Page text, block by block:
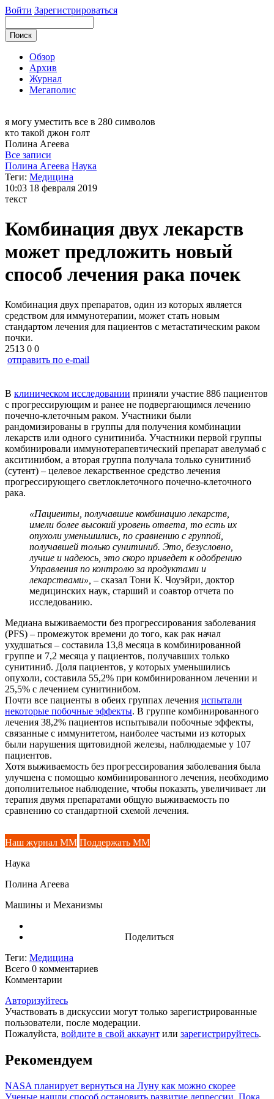
Войти Зарегистрироваться
Обзор
Архив
Журнал
Мегаполис
я могу уместить все в 280 символов
кто такой джон голт
Полина Агеева
Все записи
Полина Агеева Наука
Теги: Медицина
10:03 18 февраля 2019
текст
Комбинация двух лекарств
может предложить новый
способ лечения рака почек
Комбинация двух препаратов, один из которых является
средством для иммунотерапии, может стать новым
стандартом лечения для пациентов с метастатическим раком
почки.
2513 0 0
отправить по e-mail
В клиническом исследовании приняли участие 886 пациентов
с прогрессирующим и ранее не подвергающимся лечению
почечно-клеточным раком. Участники были
рандомизированы в группы для получения комбинации
лекарств или одного сунитиниба. Участники первой группы
комбинировали иммунотерапевтический препарат авелумаб с
акситинибом, а вторая группа получала только сунитиниб
(сутент) – целевое лекарственное средство лечения
прогрессирующего светлоклеточного почечно-клеточного
рака.
«Пациенты, получавшие комбинацию лекарств,
имели более высокий уровень ответа, то есть их
опухоли уменьшились, по сравнению с группой,
получавшей только сунитиниб. Это, безусловно,
лучше и надеюсь, это скоро приведет к одобрению
Управления по контролю за продуктами и
лекарствами», – сказал Тони К. Чоуэйри, доктор
медицинских наук, старший и соавтор отчета по
исследованию.
Медиана выживаемости без прогрессирования заболевания
(PFS) – промежуток времени до того, как рак начал
ухудшаться – составила 13,8 месяца в комбинированной
группе и 7,2 месяца у пациентов, получавших только
сунитиниб. Доля пациентов, у которых уменьшились
опухоли, составила 55,2% при комбинированном лечении и
25,5% с лечением сунитинибом.
Почти все пациенты в обеих группах лечения испытали
некоторые побочные эффекты. В группе комбинированного
лечения 38,2% пациентов испытывали побочные эффекты,
связанные с иммунитетом, наиболее частыми из которых
были нарушения щитовидной железы, наблюдаемые у 107
пациентов.
Хотя выживаемость без прогрессирования заболевания была
улучшена с помощью комбинированного лечения, необходимо
дополнительное наблюдение, чтобы показать, увеличивает ли
терапия двумя препаратами общую выживаемость по
сравнению со стандартной схемой лечения.
Наш журнал ММ Поддержать ММ
Наука
Полина Агеева
Машины и Механизмы
Поделиться
Теги: Медицина
Всего 0 комментариев
Комментарии
Авторизуйтесь
Участвовать в дискуссии могут только зарегистрированные
пользователи, после модерации.
Пожалуйста, войдите в свой аккаунт или зарегистрируйтесь.
Рекомендуем
NASA планирует вернуться на Луну как можно скорее
Ученые нашли способ остановить развитие депрессии. Пока